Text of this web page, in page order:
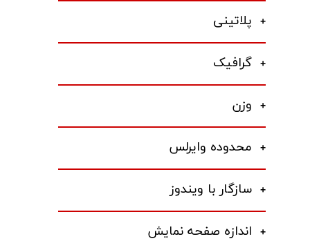
پلاتینی
گرافیک
وزن
محدوده وایرلس
سازگار با ویندوز
اندازه صفحه نمایش